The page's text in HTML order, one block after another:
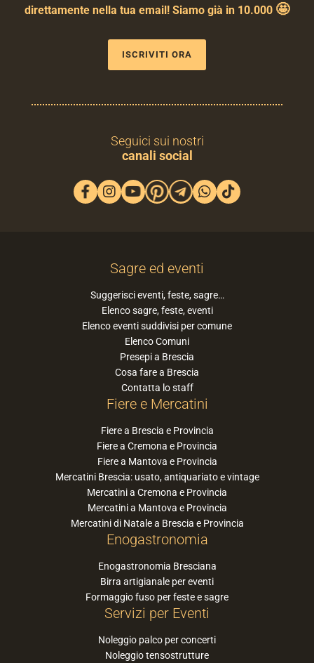
direttamente nella tua email! Siamo già in 10.000 🤩
ISCRIVITI ORA
Seguici sui nostri
canali social
Sagre ed eventi
Suggerisci eventi, feste, sagre…
Elenco sagre, feste, eventi
Elenco eventi suddivisi per comune
Elenco Comuni
Presepi a Brescia
Cosa fare a Brescia
Contatta lo staff
Fiere e Mercatini
Fiere a Brescia e Provincia
Fiere a Cremona e Provincia
Fiere a Mantova e Provincia
Mercatini Brescia: usato, antiquariato e vintage
Mercatini a Cremona e Provincia
Mercatini a Mantova e Provincia
Mercatini di Natale a Brescia e Provincia
Enogastronomia
Enogastronomia Bresciana
Birra artigianale per eventi
Formaggio fuso per feste e sagre
Servizi per Eventi
Noleggio palco per concerti
Noleggio tensostrutture